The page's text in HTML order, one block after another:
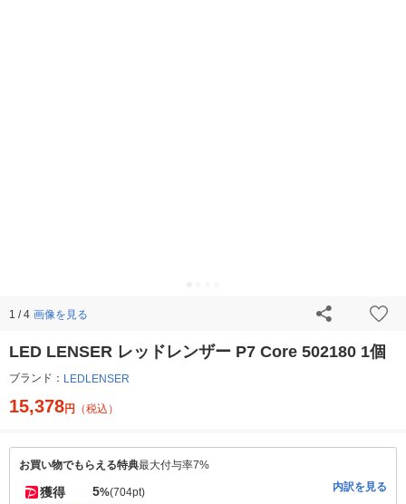
1 / 4 画像を見る
LED LENSER レッドレンザー P7 Core 502180 1個
ブランド： LEDLENSER
15,378円 （税込）
お買い物でもらえる特典最大付与率7%
獲得 5%(704pt) 内訳を見る